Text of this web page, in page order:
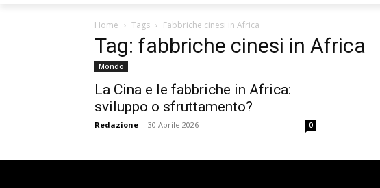
Home Tags Fabbriche cinesi in Africa
Tag: fabbriche cinesi in Africa
Mondo
La Cina e le fabbriche in Africa:
sviluppo o sfruttamento?
Redazione - 30 Aprile 2026 0